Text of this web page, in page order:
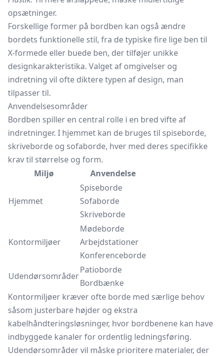
opsætninger.
Forskellige former på bordben kan også ændre
bordets funktionelle stil, fra de typiske fire lige ben til
X-formede eller buede ben, der tilføjer unikke
designkarakteristika. Valget af omgivelser og
indretning vil ofte diktere typen af design, man
tilpasser til.
Anvendelsesområder
Bordben spiller en central rolle i en bred vifte af
indretninger. I hjemmet kan de bruges til spiseborde,
skriveborde og sofaborde, hver med deres specifikke
krav til størrelse og form.
Miljø
Anvendelse
Hjemmet
Spi­se­bor­de
Sofa­bor­de
Skri­ve­bor­de
Kontormiljøer
Mø­de­bor­de
Arbejd­sta­tio­ner
Kon­fe­ren­ce­bor­de
Udendørsområder
Patio­bor­de
Bord­bænke
Kontormiljøer kræver ofte borde med særlige behov
såsom justerbare højder og ekstra
kabelhåndteringsløsninger, hvor bordbenene kan have
indbyggede kanaler for ordentlig ledningsføring.
Udendørsområder vil måske prioritere materialer, der